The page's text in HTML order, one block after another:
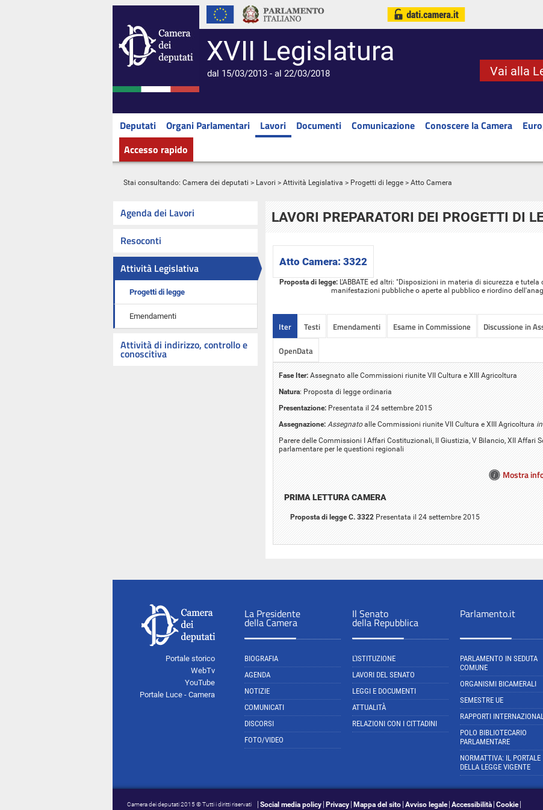
XVII Legislatura
dal 15/03/2013 - al 22/03/2018 Vai alla
Deputati Organi Parlamentari Lavori Documenti Comunicazione Conoscere la Camera
Accesso rapido
Stai consultando: Camera dei deputati > Lavori > Attività Legislativa > Progetti di legge > Atto Camera
Agenda dei Lavori
Resoconti
Attività Legislativa
Progetti di legge
Emendamenti
Attività di indirizzo, controllo e
conoscitiva
LAVORI PREPARATORI DEI PROGETTI DI
Atto Camera: 3322
Proposta di legge:L'ABBATE ed altri: "Disposizioni in materia di sicurezza e
manifestazioni pubbliche o aperte al pubblico e riordino
Iter Testi Emendamenti Esame in Commissione Discussione in
OpenData
Fase Iter: Assegnato alle Commissioni riunite VII Cultura e XIII Agricoltura
Natura: Proposta di legge ordinaria
Presentazione: Presentata il 24 settembre 2015
Assegnazione: Assegnatoalle Commissioni riunite VII Cultura e XIII Agricoltura
Parere delle Commissioni I Affari Costituzionali, II Giustizia, V Bilancio, XII Affari
parlamentare per le questioni regionali
Mostra
PRIMA LETTURA CAMERA
Proposta di legge C. 3322 Presentata il 24 settembre 2015
Portale storico
WebTv
YouTube
Portale Luce - Camera
La Presidente
della Camera
BIOGRAFIA
AGENDA
NOTIZIE
COMUNICATI
DISCORSI
FOTO/VIDEO
Il Senato
della Repubblica
L'ISTITUZIONE
LAVORI DEL SENATO
LEGGI E DOCUMENTI
ATTUALITÀ
RELAZIONI CON I CITTADINI
Parlamento.it
PARLAMENTO IN SEDUTA
COMUNE
ORGANISMI BICAMERALI
SEMESTRE UE
RAPPORTI
POLO BIBLIOTECARIO
PARLAMENTARE
NORMATTIVA: IL PORTALE
DELLA LEGGE VIGENTE
Camera dei deputati 2015 © Tutti i diritti riservati Social media policy Privacy Mappa del sito Avviso legale Accessibilità Cookie